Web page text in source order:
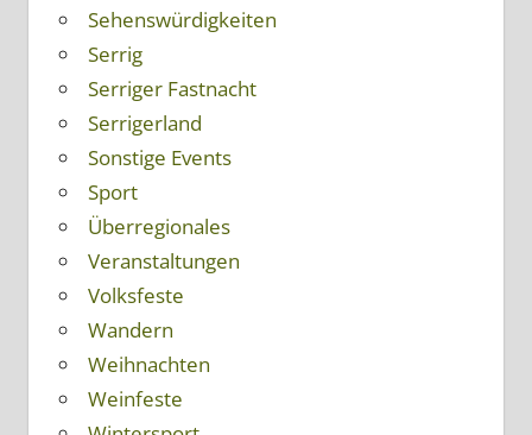
Sehenswürdigkeiten
Serrig
Serriger Fastnacht
Serrigerland
Sonstige Events
Sport
Überregionales
Veranstaltungen
Volksfeste
Wandern
Weihnachten
Weinfeste